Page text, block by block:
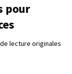
pour
lecture originales